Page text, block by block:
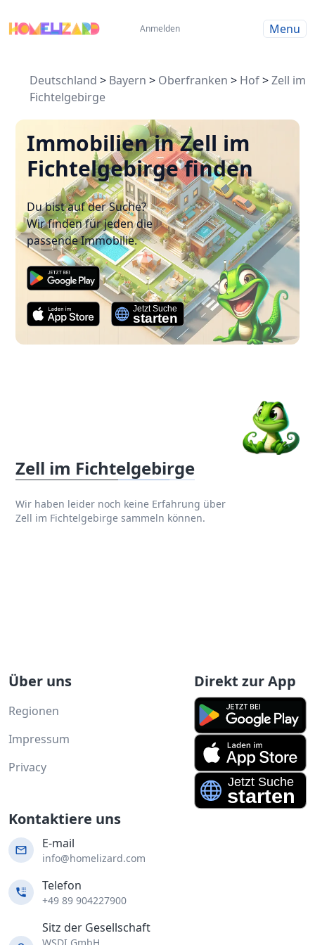
Anmelden Menu
Deutschland > Bayern > Oberfranken > Hof>Zell im
Fichtelgebirge
Immobilien in Zell im
Fichtelgebirge finden
Du bist auf der Suche?
Wir finden für jeden die
passende Immobilie.
Zell im Fichtelgebirge
Wir haben leider noch keine Erfahrung über
Zell im Fichtelgebirge sammeln können.
Über uns
Regionen
Impressum
Privacy
Direkt zur App
Kontaktiere uns
E-mail
info@homelizard.com
Telefon
+49 89 904227900
Sitz der Gesellschaft